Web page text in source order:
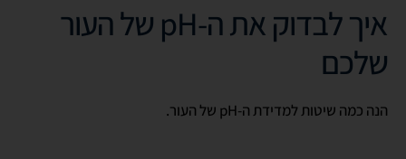
איך לבדוק את ה-pH של העור
שלכם
הנה כמה שיטות למדידת ה-pH של העור.